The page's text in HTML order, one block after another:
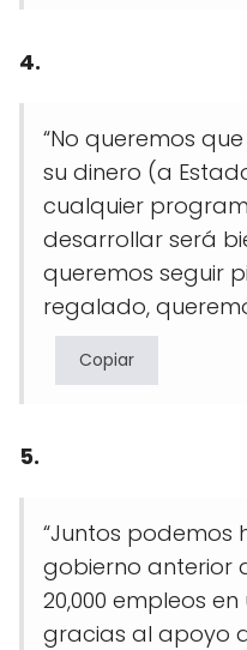
4.
“No queremos
su dinero (a
cualquier
desarrollar será
queremos seguir
regalado,
Copiar
5.
“Juntos podemos
gobierno anterior
20,000 empleos
gracias al apoyo